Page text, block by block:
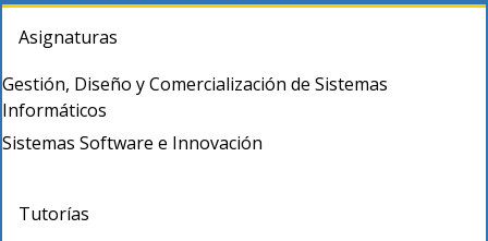
Asignaturas
Gestión, Diseño y Comercialización de Sistemas
Informáticos
Sistemas Software e Innovación
Tutorías